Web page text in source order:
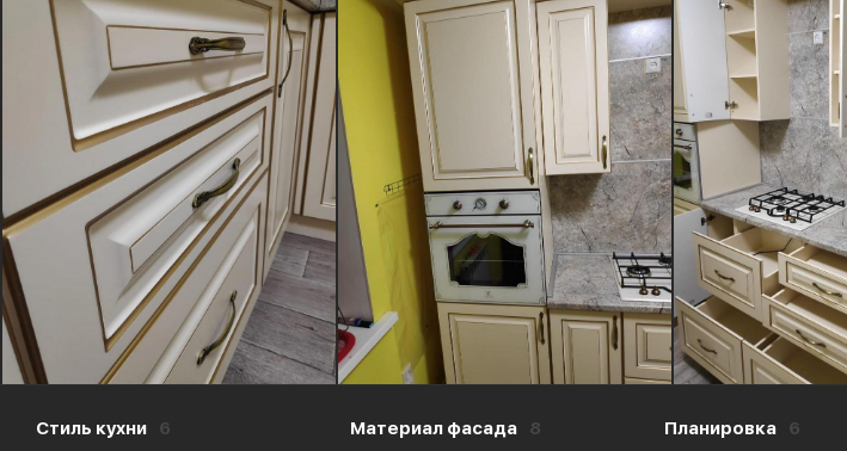
Стиль кухни 6 Материал фасада 8 Планировка 6